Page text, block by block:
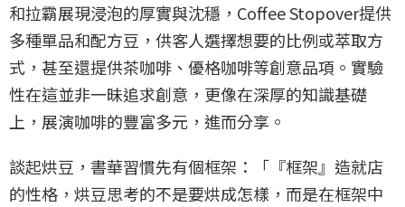
和拉霸展現浸泡的厚實與沈穩，Coffee Stopover提供
多種單品和配方豆，供客人選擇想要的比例或萃取方
式，甚至還提供茶咖啡、優格咖啡等創意品項。實驗
性在這並非一昧追求創意，更像在深厚的知識基礎
上，展演咖啡的豐富多元，進而分享。
談起烘豆，書華習慣先有個框架：「『框架』造就店
的性格，烘豆思考的不是要烘成怎樣，而是在框架中